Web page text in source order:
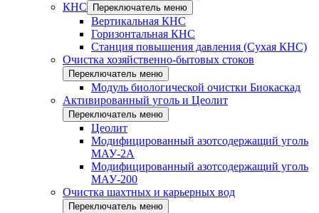
КНС
Переключатель меню
Вертикальная КНС
Горизонтальная КНС
Станция повышения давления (Сухая КНС)
Очистка хозяйственно-бытовых стоков
Переключатель меню
Модуль биологической очистки Биокаскад
Активированный уголь и Цеолит
Переключатель меню
Цеолит
Модифицированный азотсодержащий уголь
МАУ-2А
Модифицированный азотсодержащий уголь
МАУ-200
Очистка шахтных и карьерных вод
Переключатель меню